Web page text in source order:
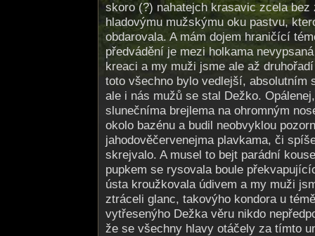
skoro (?) nahatejch krasavic zcela bez
hladovýmu mužskýmu oku pastvu,
obdarovala. A mám dojem hraničící
předvádění je mezi holkama
kreaci a my muži jsme ale až
toto všechno bylo vedlejší, absolutním
ale i nás mužů se stal Dežko.
slunečníma brejlema na ohromným
okolo bazénu a budil neobvyklou
jahodověčervenejma plavkama, či
skrejvalo. A musel to bejt parádní
pupkem se rysovala boule
ústa kroužkovala údivem a my muži
ztráceli glanc, takovýho kondora u
vytřesenýho Dežka věru nikdo
že se všechny hlavy otáčely za tímto